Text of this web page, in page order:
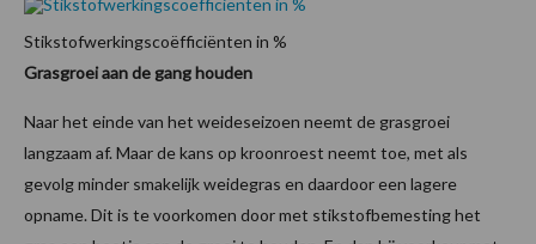
Stikstofwerkingscoëfficiënten in %
Grasgroei aan de gang houden
Naar het einde van het weideseizoen neemt de grasgroei
langzaam af. Maar de kans op kroonroest neemt toe, met als
gevolg minder smakelijk weidegras en daardoor een lagere
opname. Dit is te voorkomen door met stikstofbemesting het